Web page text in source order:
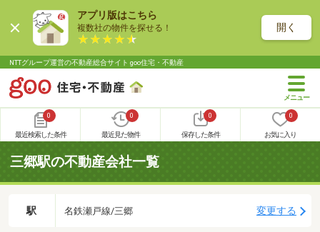
アプリ版はこちら
複数社の物件を探せる！ 開く
NTTグループ運営の不動産総合サイト goo住宅・不動産
0
最近検索した条件
0
最近見た物件
0
保存した条件
0
お気に入り
三郷駅の不動産会社一覧
駅 名鉄瀬戸線/三郷 変更する